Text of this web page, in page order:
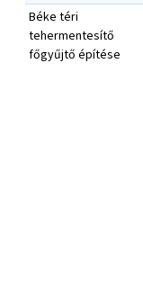
Béke téri
tehermentesítő
főgyűjtő építése